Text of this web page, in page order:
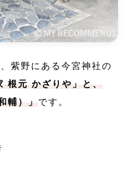
紫野にある今宮神社の
根元 かざりや」と、
輔）」 です。